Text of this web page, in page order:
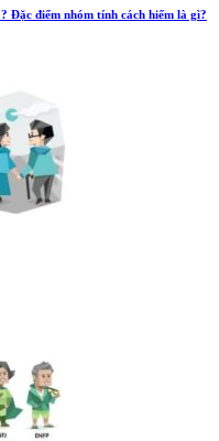
Đặc điểm nhóm tính cách hiếm là gì?